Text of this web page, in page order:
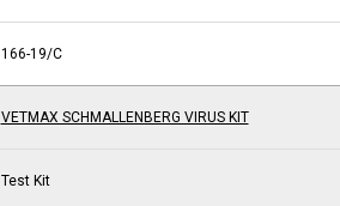
166-19/C
VETMAX SCHMALLENBERG VIRUS KIT
Test Kit